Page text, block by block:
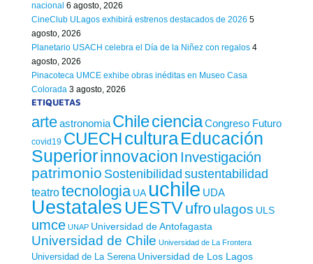
nacional 6 agosto, 2026
CineClub ULagos exhibirá estrenos destacados de 2026 5
agosto, 2026
Planetario USACH celebra el Día de la Niñez con regalos 4
agosto, 2026
Pinacoteca UMCE exhibe obras inéditas en Museo Casa
Colorada 3 agosto, 2026
ETIQUETAS
arteastronomia Chileciencia Congreso Futuro
covid19 CUECHculturaEducación
Superiorinnovacion Investigación
patrimonio Sostenibilidad sustentabilidad
teatrotecnologia UA uchile UDA
Uestatales UESTVufroulagos ULS
umce UNAP Universidad de Antofagasta
Universidad de Chile Universidad de La Frontera
Universidad de La Serena Universidad de Los Lagos